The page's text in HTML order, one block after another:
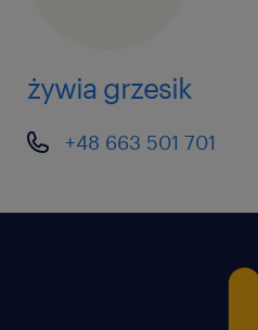
żywia grzesik
+48 663 501 701